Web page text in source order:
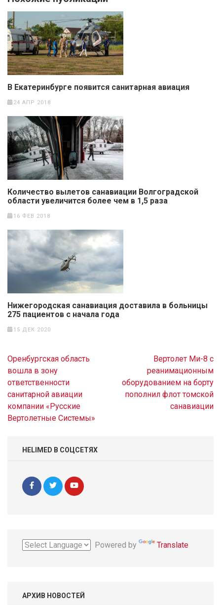
В Екатеринбурге появится санитарная авиация
24 АПР 2018
Количество вылетов санавиации Волгоградской
области увеличится более чем в 1,5 раза
16 ФЕВ 2018
Нижегородская санавиация доставила в больницы
275 пациентов с начала года
15 ДЕК 2020
Навигация
по
записям
Оренбургская область
вошла в зону
ответственности
санитарной авиации
компании «Русские
Вертолетные Системы»
Вертолет Ми-8 с
реанимационным
оборудованием на борту
пополнил флот томской
санавиации
HELIMED В СОЦСЕТЯХ
Powered by Translate
АРХИВ НОВОСТЕЙ